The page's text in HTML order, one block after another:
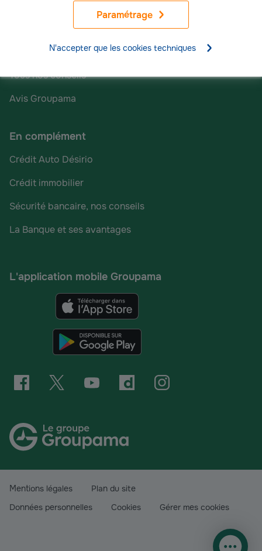
Paramétrage
N'accepter que les cookies techniques
Déclarer un sinistre
Trouver mon agence
Tous nos conseils
Avis Groupama
En complément
Crédit Auto Désirio
Crédit immobilier
Sécurité bancaire, nos conseils
La Banque et ses avantages
L'application mobile Groupama
Mentions légales
Plan du site
Données personnelles
Cookies Gérer mes cookies